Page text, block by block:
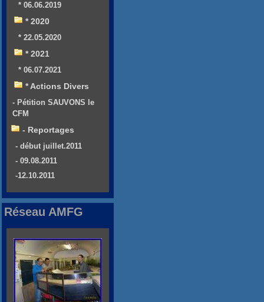
* 06.06.2019
* 2020
* 22.05.2020
* 2021
* 06.07.2021
* Actions Divers
- Pétition SAUVONS le
CFM
- Reportages
- début juillet.2011
- 09.08.2011
-12.10.2011
Réseau AMFG